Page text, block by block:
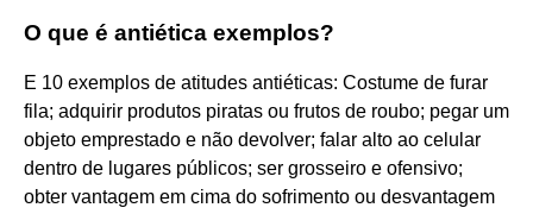
O que é antiética exemplos?
E 10 exemplos de atitudes antiéticas: Costume de furar
fila; adquirir produtos piratas ou frutos de roubo; pegar um
objeto emprestado e não devolver; falar alto ao celular
dentro de lugares públicos; ser grosseiro e ofensivo;
obter vantagem em cima do sofrimento ou desvantagem